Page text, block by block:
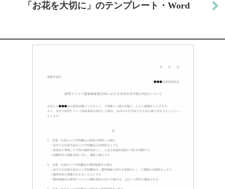
「お花を大切に」のテンプレート・Word